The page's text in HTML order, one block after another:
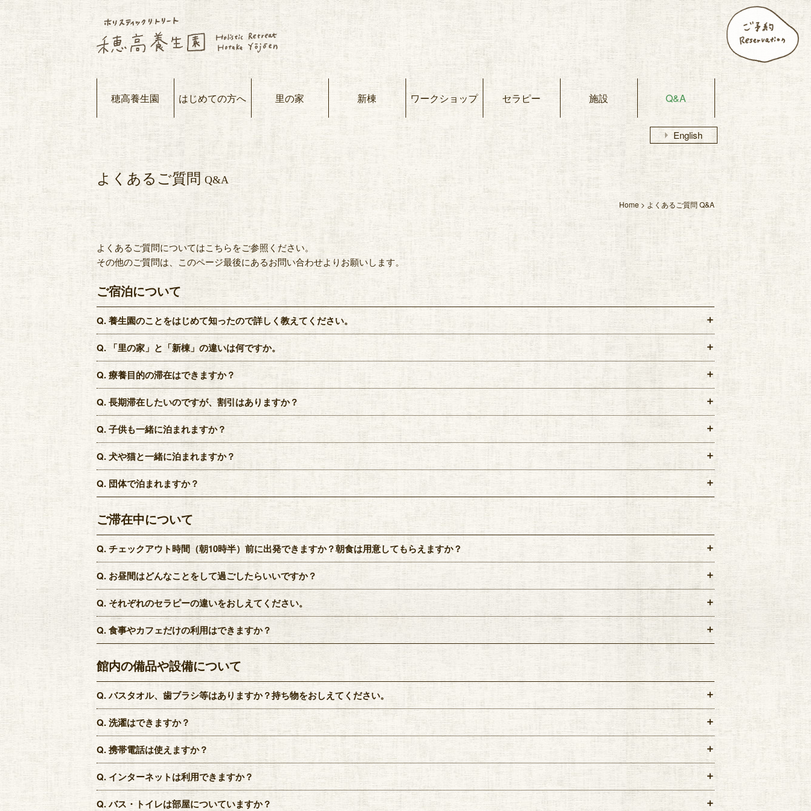
穂高養生園 はじめての方へ 里の家 新棟 ワークショップ セラピー 施設 Q&A
arrow_rightEnglish
よくあるご質問Q&A
Home> よくあるご質問 Q&A
よくあるご質問についてはこちらをご参照ください。
その他のご質問は、このページ最後にあるお問い合わせよりお願いします。
ご宿泊について
Q.養生園のことをはじめて知ったので詳しく教えてください。
Q. 「里の家」と「新棟」の違いは何ですか。
Q.療養目的の滞在はできますか？
Q.長期滞在したいのですが、割引はありますか？
Q.子供も一緒に泊まれますか？
Q.犬や猫と一緒に泊まれますか？
Q. 団体で泊まれますか？
ご滞在中について
Q.チェックアウト時間（朝10時半）前に出発できますか？朝食は用意してもらえますか？
Q. お昼間はどんなことをして過ごしたらいいですか？
Q. それぞれのセラピーの違いをおしえてください。
Q.食事やカフェだけの利用はできますか？
館内の備品や設備について
Q.バスタオル、歯ブラシ等はありますか？持ち物をおしえてください。
Q.洗濯はできますか？
Q.携帯電話は使えますか？
Q.インターネットは利用できますか？
Q.バス・トイレは部屋についていますか？